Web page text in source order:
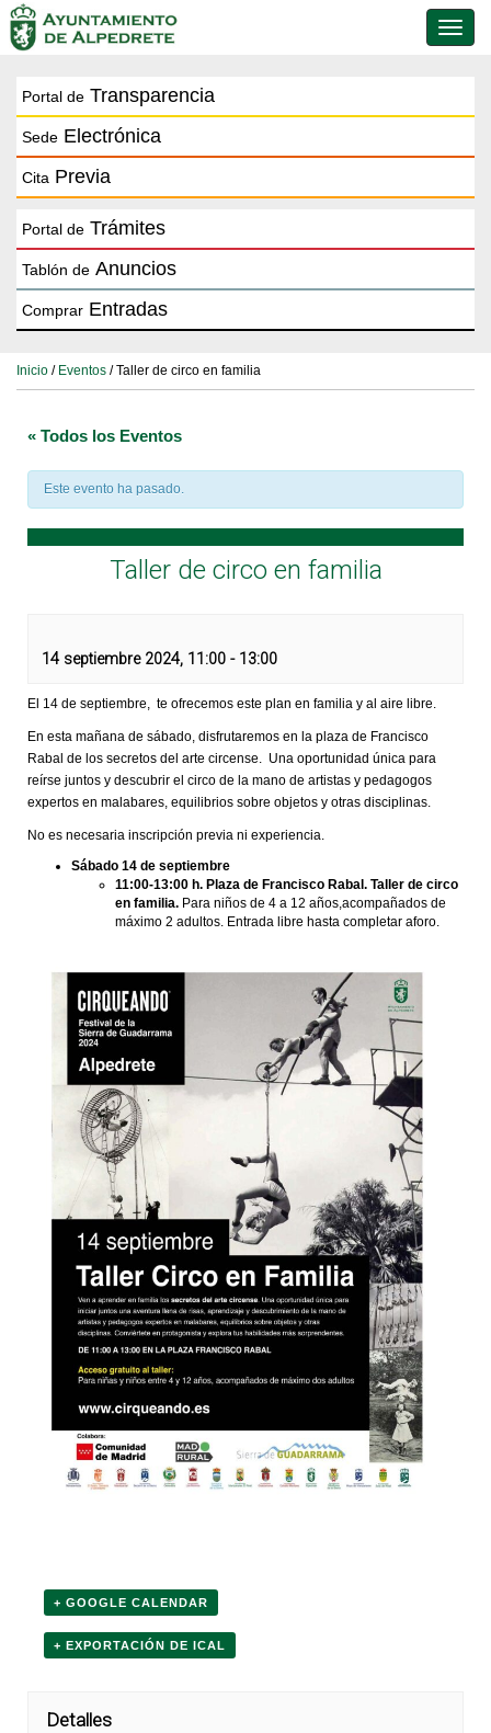
de
Portal de Transparencia
Sede Electrónica
Cita Previa
Portal de Trámites
Tablón de Anuncios
Comprar Entradas
Inicio / Eventos / Taller de circo en familia
« Todos los Eventos
Este evento ha pasado.
Taller de circo en familia
14 septiembre 2024, 11:00 - 13:00
El 14 de septiembre, te ofrecemos este plan en familia y al aire libre.
En esta mañana de sábado, disfrutaremos en la plaza de Francisco
Rabal de los secretos del arte circense. Una oportunidad única para
reírse juntos y descubrir el circo de la mano de artistas y pedagogos
expertos en malabares, equilibrios sobre objetos y otras disciplinas.
No es necesaria inscripción previa ni experiencia.
Sábado 14 de septiembre
11:00-13:00 h. Plaza de Francisco Rabal. Taller de circo
en familia. Para niños de 4 a 12 años,acompañados de
máximo 2 adultos. Entrada libre hasta completar aforo.
+ GOOGLE CALENDAR
+ EXPORTACIÓN DE ICAL
Detalles